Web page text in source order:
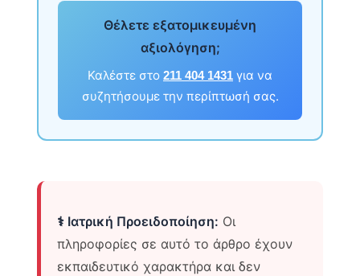
Θέλετε εξατομικευμένη
αξιολόγηση;
Καλέστε στο 211 404 1431 για να
συζητήσουμε την περίπτωσή σας.
⚕️ Ιατρική Προειδοποίηση: Οι
πληροφορίες σε αυτό το άρθρο έχουν
εκπαιδευτικό χαρακτήρα και δεν